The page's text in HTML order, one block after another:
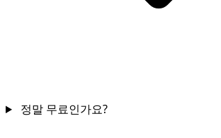
정말 무료인가요?